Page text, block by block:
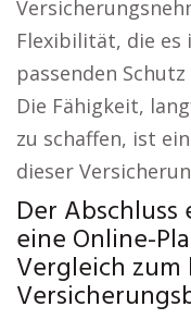
Flexibilität, die es
passenden
Die Fähigkeit,
zu schaffen, ist
dieser
Der
eine Online-
Vergleich zum